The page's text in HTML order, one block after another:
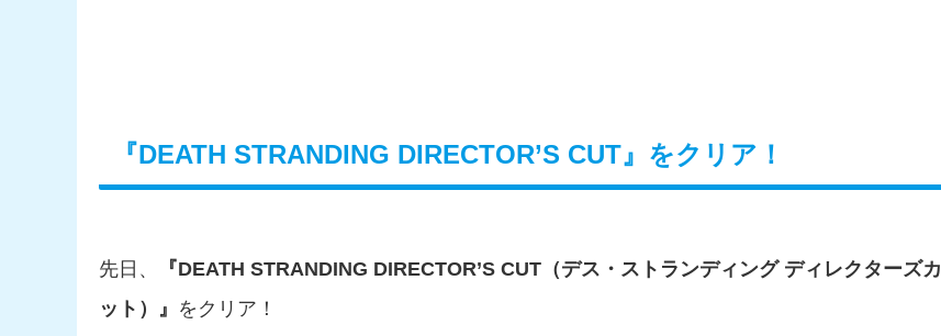
『DEATH STRANDING DIRECTOR’S CUT』をクリア！
先日、
『DEATH STRANDING DIRECTOR’S CUT（デス・ストランディング ディレクターズカ
ット）』 をクリア！